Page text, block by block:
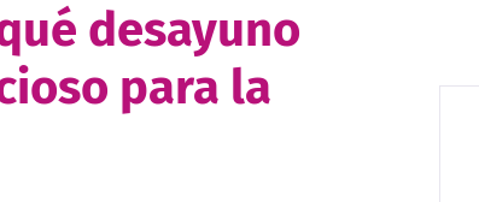
desayuno
para la